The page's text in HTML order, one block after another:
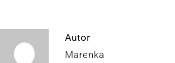
Autor
Marenka